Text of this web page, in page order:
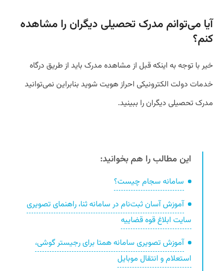
آیا می‌توانم مدرک تحصیلی دیگران را مشاهده
کنم؟
خیر با توجه به اینکه قبل از مشاهده مدرک باید از طریق درگاه
خدمات دولت الکترونیکی احراز هویت شوید بنابراین نمی‌توانید
مدرک تحصیلی دیگران را ببینید.
این مطالب را هم بخوانید:
سامانه سجام چیست؟
آموزش آسان ثبت‌نام در سامانه ثنا، راهنمای تصویری
سایت ابلاغ قوه قضاییه
آموزش تصویری سامانه همتا برای رجیستر گوشی،
استعلام و انتقال موبایل